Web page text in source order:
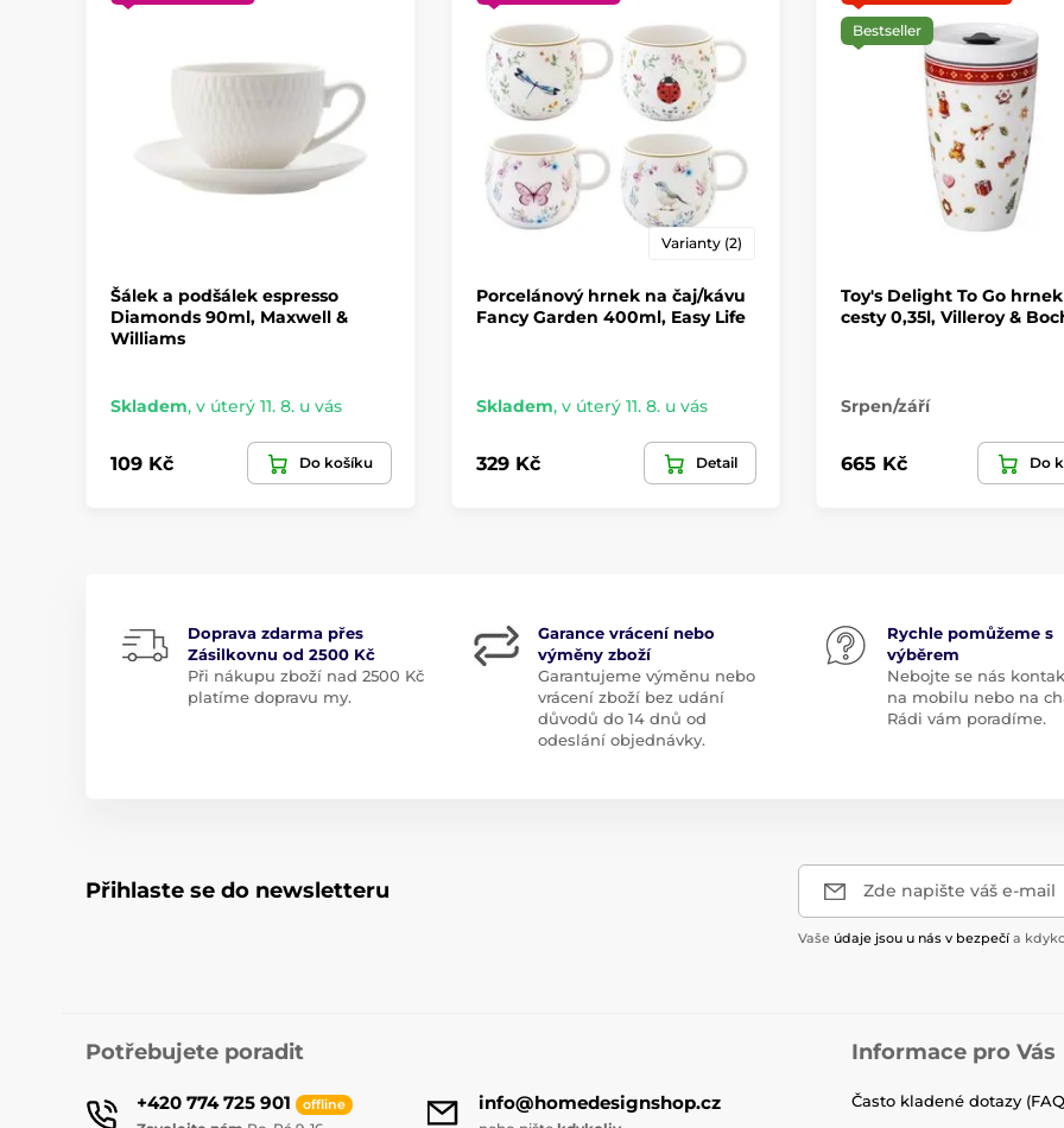
Šálek a podšálek espresso
Diamonds 90ml, Maxwell &
Williams
Skladem, v úterý 11. 8. u vás
109 Kč Do košíku
Varianty (2)
Porcelánový hrnek na čaj/kávu
Fancy Garden 400ml, Easy Life
Skladem, v úterý 11. 8. u vás
329 Kč Detail
Bestseller
Toy's Delight To Go
cesty 0,35l, Villeroy &
Srpen/září
665 Kč Do
Doprava zdarma přes
Zásilkovnu od 2500 Kč
Při nákupu zboží nad 2500 Kč
platíme dopravu my.
Garance vrácení nebo
výměny zboží
Garantujeme výměnu nebo
vrácení zboží bez udání
důvodů do 14 dnů od
odeslání objednávky.
Rychle pomůžeme s
výběrem
Nebojte se nás
na mobilu nebo na
Rádi vám poradíme.
Přihlaste se do newsletteru Zde napište váš e-mail
Vaše údaje jsou u nás v bezpečí a
Potřebujete poradit
+420 774 725 901 offline info@homedesignshop.cz
Informace pro Vás
Často kladené dotazy